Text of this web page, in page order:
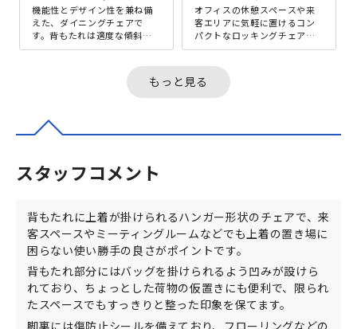
機能性とデザイン性を兼ね備
えた、ダイニングチェアで
す。背もたれは適度な傾斜と
緩やかなカーブを採用してお
オフィスの休憩スペースや来
客エリアに気軽に置けるコン
パクトなロッキングチェア
で、軽い揺れがほどよいリフ
ます。背もた...
もっと見る
スタッフコメント
背もたれに上着が掛けられるハンガー形状のチェアで、来
客スペースやミーティングルームなどでも上着の置き場に
困らない使い勝手の良さがポイントです。
背もたれ部分にはバッグを掛けられるよう凹みが設けら
れており、ちょっとした荷物の仮置きにも便利で、限られ
たスペースでもすっきりと整った印象を保てます。
脚裏には傷防止シールを備えており、フローリングなどの